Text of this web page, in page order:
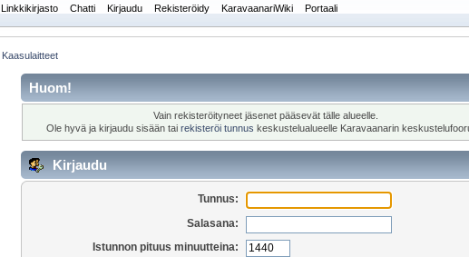
Linkkikirjasto Chatti Kirjaudu Rekisteröidy KaravaanariWiki Portaali
Kaasulaitteet
Huom!
Vain rekisteröityneet jäsenet pääsevät tälle alueelle.
Ole hyvä ja kirjaudu sisään tai rekisteröi tunnus keskustelualueelle Karavaanarin
Kirjaudu
Tunnus:
Salasana:
Istunnon pituus minuutteina: